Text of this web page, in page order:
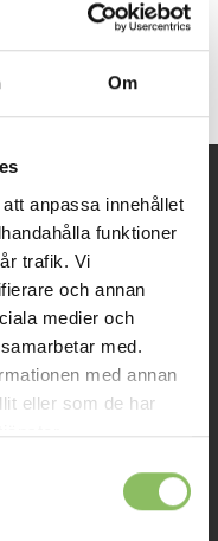
Om
anpassa innehållet
funktioner
trafik. Vi
och annan
medier och
med.
med annan
eller som de har
closed.